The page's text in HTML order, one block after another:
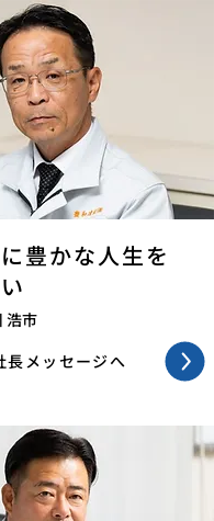
豊かな人生を
浩市
長メッセージへ